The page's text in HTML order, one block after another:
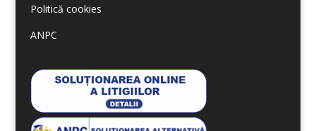
Politică cookies
ANPC